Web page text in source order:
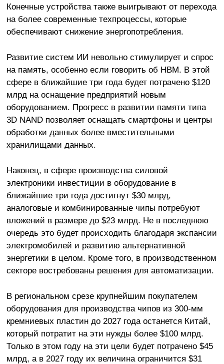
Конечные устройства также выигрывают от перехода
на более современные техпроцессы, которые
обеспечивают снижение энергопотребления.
Развитие систем ИИ невольно стимулирует и спрос
на память, особенно если говорить об HBM. В этой
сфере в ближайшие три года будет потрачено $120
млрд на оснащение предприятий новым
оборудованием. Прогресс в развитии памяти типа
3D NAND позволяет оснащать смартфоны и центры
обработки данных более вместительными
хранилищами данных.
Наконец, в сфере производства силовой
электроники инвестиции в оборудование в
ближайшие три года достигнут $30 млрд,
аналоговые и комбинированные чипы потребуют
вложений в размере до $23 млрд. Не в последнюю
очередь это будет происходить благодаря экспансии
электромобилей и развитию альтернативной
энергетики в целом. Кроме того, в производственном
секторе востребованы решения для автоматизации.
В региональном срезе крупнейшим покупателем
оборудования для производства чипов из 300-мм
кремниевых пластин до 2027 года останется Китай,
который потратит на эти нужды более $100 млрд.
Только в этом году на эти цели будет потрачено $45
млрд, а в 2027 году их величина ограничится $31